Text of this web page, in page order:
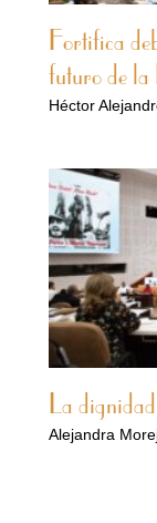
Fortifica
futuro de
Héctor
La
Alejandra